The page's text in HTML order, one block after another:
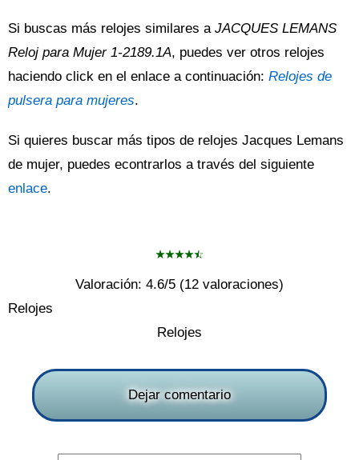
Si buscas más relojes similares a JACQUES LEMANS
Reloj para Mujer 1-2189.1A, puedes ver otros relojes
haciendo click en el enlace a continuación: Relojes de
pulsera para mujeres.
Si quieres buscar más tipos de relojes Jacques Lemans
de mujer, puedes econtrarlos a través del siguiente
enlace.
Valoración: 4.6/5 (12 valoraciones)
Relojes
Relojes
Dejar comentario